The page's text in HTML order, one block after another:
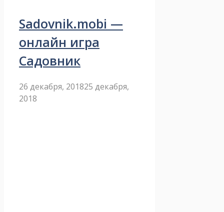
Sadovnik.mobi —
онлайн игра
Садовник
26 декабря, 201825 декабря,
2018